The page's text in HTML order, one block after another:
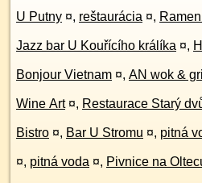
U Putny ¤, reštaurácia ¤,
Jazz bar U Kouřícího králíka ¤,
Bonjour Vietnam ¤, AN wok &
Wine Art ¤, Restaurace Starý
Bistro ¤, Bar U Stromu ¤, pitná
¤, pitná voda ¤, Pivnice na